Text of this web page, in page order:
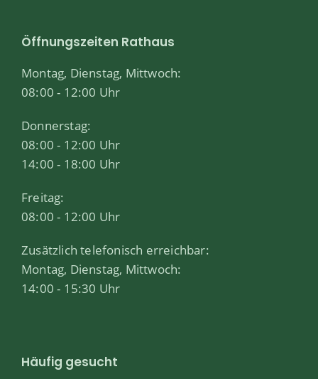
Öffnungszeiten Rathaus
Montag, Dienstag, Mittwoch:
08:00 - 12:00 Uhr
Donnerstag:
08:00 - 12:00 Uhr
14:00 - 18:00 Uhr
Freitag:
08:00 - 12:00 Uhr
Zusätzlich telefonisch erreichbar:
Montag, Dienstag, Mittwoch:
14:00 - 15:30 Uhr
Häufig gesucht